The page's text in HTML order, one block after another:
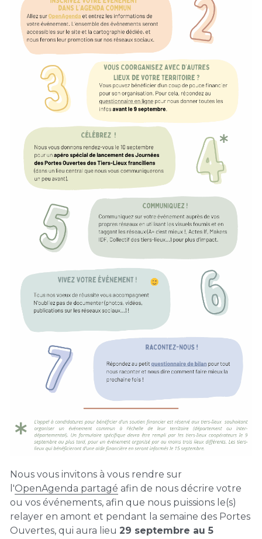
Nous vous invitons à vous rendre sur
l'OpenAgenda partagé afin de nous décrire votre
ou vos événements, afin que nous puissions le(s)
relayer en amont et pendant la semaine des Portes
Ouvertes, qui aura lieu 29 septembre au 5